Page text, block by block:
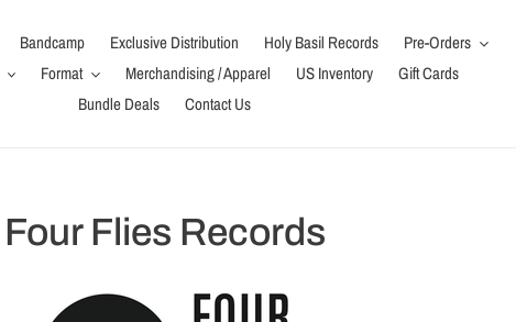
Bandcamp Exclusive Distribution Holy Basil Records
Pre-Orders
Format Merchandising / Apparel US Inventory
Gift Cards
Bundle Deals
Contact Us
C
Four Flies Records